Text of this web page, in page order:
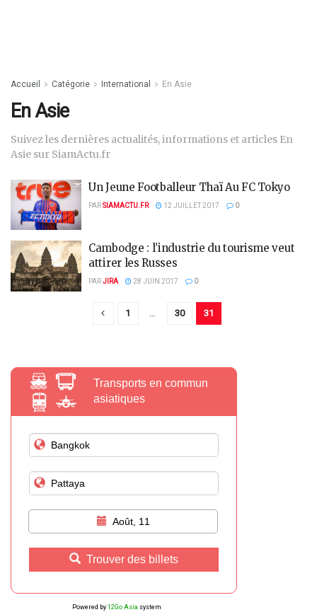
Accueil Catégorie International En Asie
En Asie
Suivez les dernières actualités, informations et articles En
Asie sur SiamActu.fr
Un Jeune Footballeur Thaï Au FC Tokyo
PARSIAMACTU.FR 12 JUILLET 2017 0
Cambodge : l’industrie du tourisme veut
attirer les Russes
PARJIRA 28 JUIN 2017 0
1 30 31
Transports en commun
asiatiques
Août, 11
Trouver des billets
Powered by 12Go Asia system